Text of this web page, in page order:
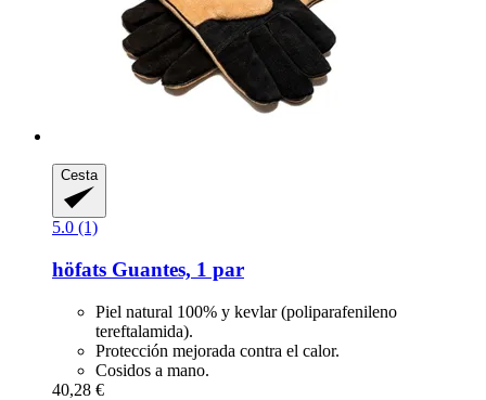
Cesta
5.0 (1)
höfats Guantes, 1 par
Piel natural 100% y kevlar (poliparafenileno
tereftalamida).
Protección mejorada contra el calor.
Cosidos a mano.
40,28 €